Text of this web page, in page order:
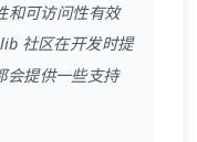
和可访问性有效
社区在开发时提
会提供一些支持